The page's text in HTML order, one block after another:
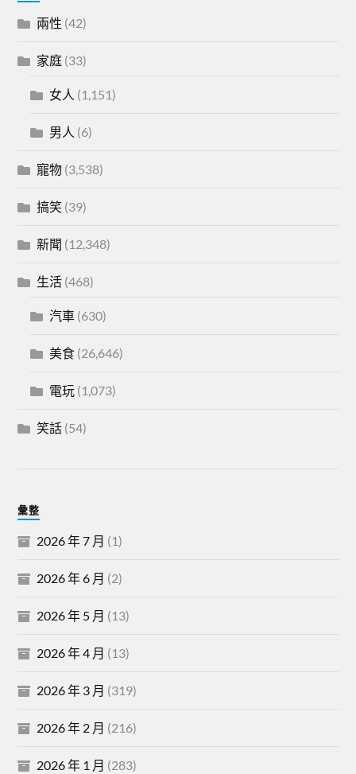
兩性 (42)
家庭 (33)
女人 (1,151)
男人 (6)
寵物 (3,538)
搞笑 (39)
新聞 (12,348)
生活 (468)
汽車 (630)
美食 (26,646)
電玩 (1,073)
笑話 (54)
彙整
2026 年 7 月 (1)
2026 年 6 月 (2)
2026 年 5 月 (13)
2026 年 4 月 (13)
2026 年 3 月 (319)
2026 年 2 月 (216)
2026 年 1 月 (283)